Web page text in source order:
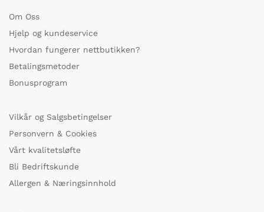
Om Oss
Hjelp og kundeservice
Hvordan fungerer nettbutikken?
Betalingsmetoder
Bonusprogram
Vilkår og Salgsbetingelser
Personvern & Cookies
Vårt kvalitetsløfte
Bli Bedriftskunde
Allergen & Næringsinnhold